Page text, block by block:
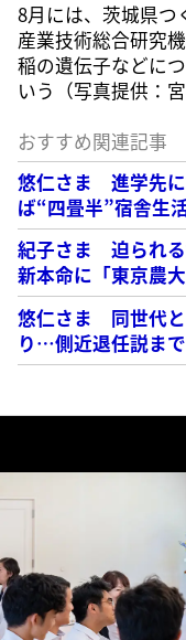
8月には、茨城県つ
産業技術総合研究
稲の遺伝子などに
いう（写真提供：宮
おすすめ関連記事
悠仁さま 進学先
ば“四畳半”宿舎生
紀子さま 迫られ
新本命に「東京農
悠仁さま 同世代
り…側近退任説ま